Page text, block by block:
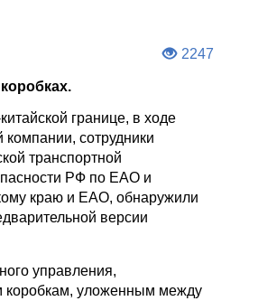
2247
границе, в ходе
сотрудники
транспортной
РФ по ЕАО и
краю и ЕАО, обнаружили
версии
управления,
коробкам, уложенным между